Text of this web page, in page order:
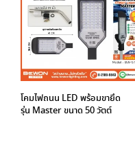
โคมไฟถนน LED พร้อมขายึด
รุ่น Master ขนาด 50 วัตต์